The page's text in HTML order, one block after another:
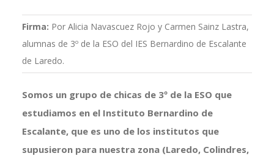
Firma: Por Alicia Navascuez Rojo y Carmen Sainz Lastra,
alumnas de 3º de la ESO del IES Bernardino de Escalante
de Laredo.
Somos un grupo de chicas de 3º de la ESO que
estudiamos en el Instituto Bernardino de
Escalante, que es uno de los institutos que
supusieron para nuestra zona (Laredo, Colindres,